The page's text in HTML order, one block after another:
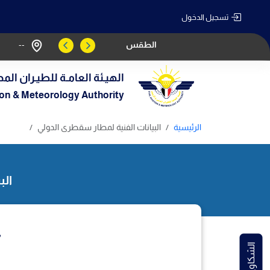
تسجيل الدخول
الطقس --
الهيـئة العامـة للطيـران
& Meteorology Authority
الرئيسية البيانات الفنية لمطار سقطرى الدولي